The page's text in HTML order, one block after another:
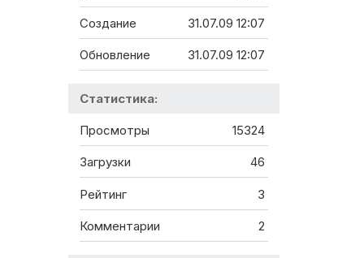
Создание 31.07.09 12:07
Обновление 31.07.09 12:07
Статистика:
Просмотры 15324
Загрузки 46
Рейтинг 3
Комментарии 2